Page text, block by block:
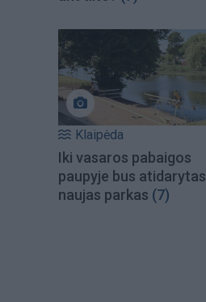
Klaipėda
Iki vasaros pabaigos
paupyje bus atidarytas
naujas parkas (7)